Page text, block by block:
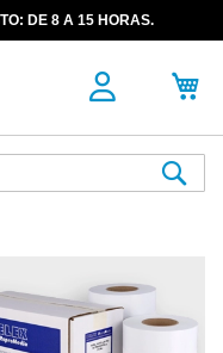
DE 8 A 15 HORAS.